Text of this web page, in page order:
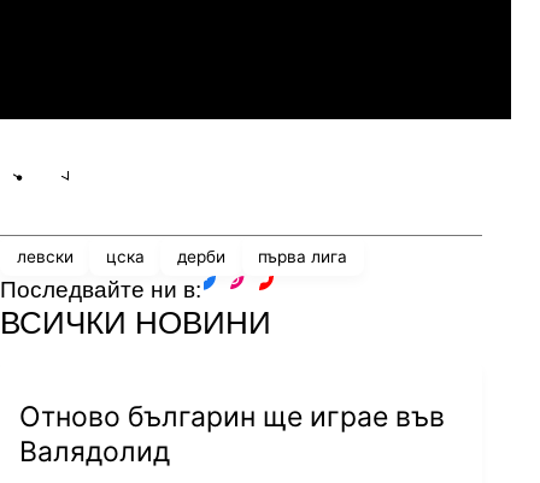
левски цска дерби първа лига
Последвайте ни в:
ВСИЧКИ НОВИНИ
Отново българин ще играе във
Валядолид